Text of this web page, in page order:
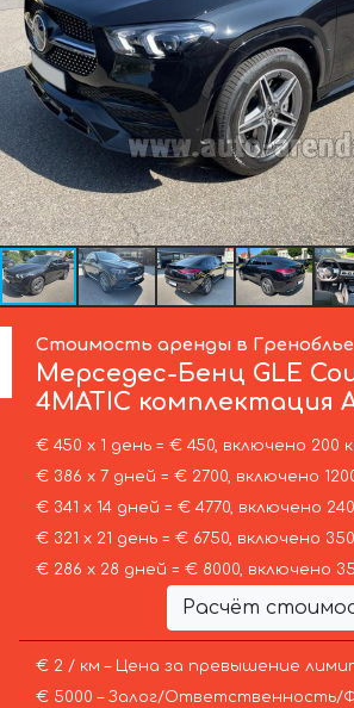
Стоимость аренды в
Мерседес-Бенц GLE
4MATIC комплектация
€ 450 х 1 день = € 450, включено 200
€ 386 х 7 дней = € 2700, включено
€ 341 х 14 дней = € 4770, включено
€ 321 х 21 день = € 6750, включено
€ 286 х 28 дней = € 8000, включено
Расчёт
€ 2 / км – Цена за превышение
€ 5000 – Залог/Ответственность/